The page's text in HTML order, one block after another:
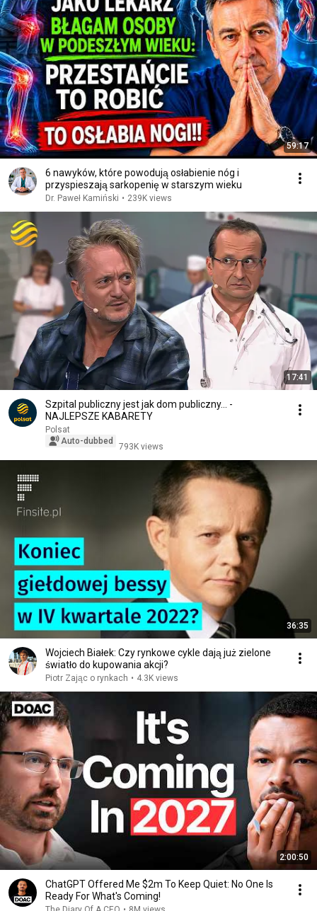
59:17
6 nawyków, które powodują osłabienie nóg i
przyspieszają sarkopenię w starszym wieku
Dr. Paweł Kamiński • 239K views
17:41
Szpital publiczny jest jak dom publiczny... -
NAJLEPSZE KABARETY
Polsat
Auto-dubbed
793K views
36:35
Wojciech Białek: Czy rynkowe cykle dają już zielone
światło do kupowania akcji?
Piotr Zając o rynkach • 4.3K views
2:00:50
ChatGPT Offered Me $2m To Keep Quiet: No One Is
Ready For What's Coming!